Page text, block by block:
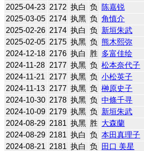
2025-04-23 2172 执白 负 陈嘉锐
2025-03-05 2174 执黑 负 角慎介
2025-02-26 2174 执白 负 新垣朱武
2025-02-05 2175 执黑 负 熊木熙弥
2024-12-18 2176 执白 胜 多富佳绘
2024-11-28 2177 执黑 负 松本奈代子
2024-11-21
2177 执黑 负 小松英子
2024-11-13 2177 执黑 负 榊原史子
2024-10-30 2178 执黑 负 中條千寻
2024-10-09 2179 执黑 负 新垣朱武
2024-08-29 2181 执黑 胜 大森蘭
2024-08-29 2181 执白 负 本田真理子
2024-08-21 2181 执白 负 田口 美星